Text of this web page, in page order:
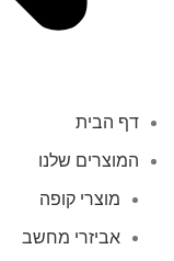
דף הבית
המוצרים שלנו
מוצרי קופה
אביזרי מחשב